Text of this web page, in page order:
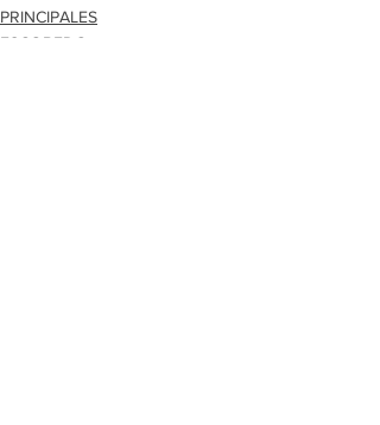
PRINCIPALES
ESCOBEDO